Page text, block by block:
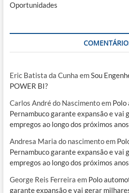
Oportunidades
Eric Batista da Cunha emSou
POWER BI?
Carlos André do Nascimentoem Polo
Pernambuco garante expansão e vai
empregos ao longo dos próximos anos
Andresa Maria do nascimentoem
Pernambuco garante expansão e vai
empregos ao longo dos próximos anos
George Reis Ferreira em Polo
garante expansão e vai gerar